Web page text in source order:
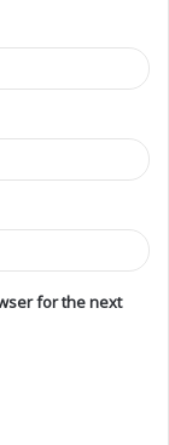
for the next